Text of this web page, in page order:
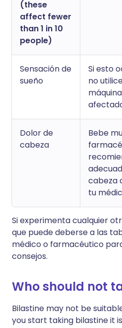
(these
affect fewer
than 1 in 10
people)
Sensación de
sueño
Si esto
no
Dolor de
cabeza
Bebe
cabeza
tu
Si experimenta cualquier
que puede deberse a las
médico o farmacéutico
consejos.
Who should not
Bilastine may not be
you start taking bilastine it